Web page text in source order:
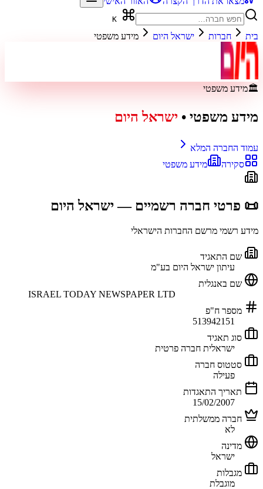
בית חברות ישראל היום מידע משפטי
🏛️מידע משפטי
מידע משפטי • ישראל היום
עמוד החברה המלא
סקירה
מידע משפטי
📜 פרטי חברה רשמיים — ישראל היום
מידע רשמי מרשם החברות הישראלי
שם התאגיד
עיתון ישראל היום בע"מ
שם באנגלית
ISRAEL TODAY NEWSPAPER LTD
מספר ח"פ
513942151
סוג תאגיד
ישראלית חברה פרטית
סטטוס חברה
פעילה
תאריך התאגדות
15/02/2007
חברה ממשלתית
לא
מדינה
ישראל
מגבלות
מוגבלת